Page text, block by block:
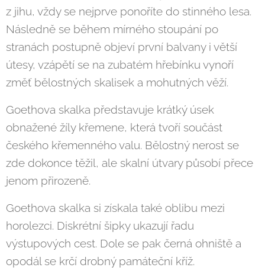
z jihu, vždy se nejprve ponoříte do stinného lesa.
Následně se během mírného stoupání po
stranách postupně objeví první balvany i větší
útesy, vzápětí se na zubatém hřebínku vynoří
změť bělostných skalisek a mohutných věží.
Goethova skalka představuje krátký úsek
obnažené žíly křemene, která tvoří součást
českého křemenného valu. Bělostný nerost se
zde dokonce těžil, ale skalní útvary působí přece
jenom přirozeně.
Goethova skalka si získala také oblibu mezi
horolezci. Diskrétní šipky ukazují řadu
výstupových cest. Dole se pak černá ohniště a
opodál se krčí drobný památeční kříž.